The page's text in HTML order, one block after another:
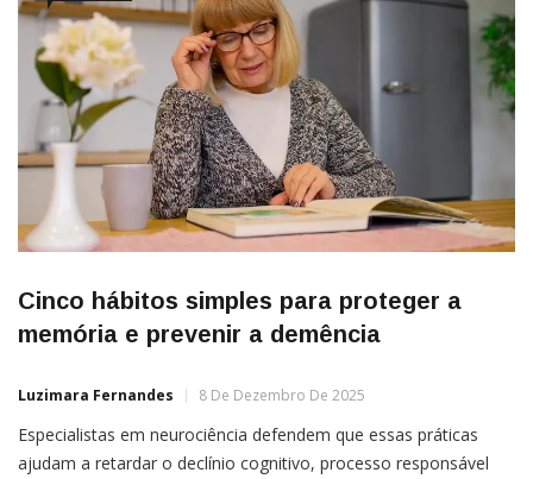
Cinco hábitos simples para proteger a
memória e prevenir a demência
Luzimara Fernandes 8 De Dezembro De 2025
Especialistas em neurociência defendem que essas práticas
ajudam a retardar o declínio cognitivo, processo responsável